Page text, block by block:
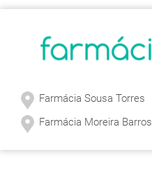
Farmácia Sousa Torres
Farmácia Moreira Barros